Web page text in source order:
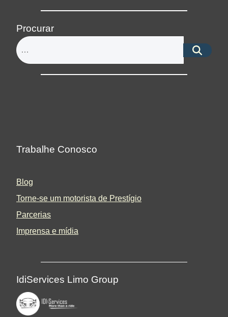
Procurar
Trabalhe Conosco
Blog
Torne-se um motorista de Prestígio
Parcerias
Imprensa e mídia
IdiServices Limo Group